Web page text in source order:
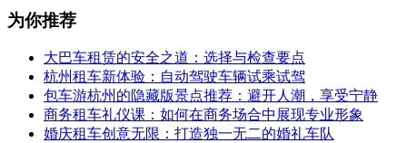
为你推荐
大巴车租赁的安全之道：选择与检查要点
杭州租车新体验：自动驾驶车辆试乘试驾
包车游杭州的隐藏版景点推荐：避开人潮，享受宁静
商务租车礼仪课：如何在商务场合中展现专业形象
婚庆租车创意无限：打造独一无二的婚礼车队